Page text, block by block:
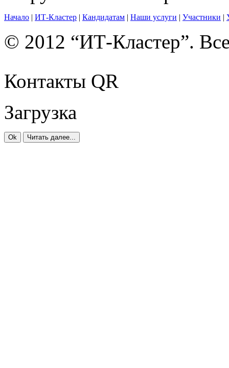
Начало | ИТ-Кластер | Кандидатам | Наши услуги | Участники |
© 2012 “ИТ-Кластер”.
Контакты QR
Загрузка